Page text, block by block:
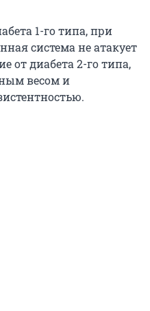
1-го типа, при
система не атакует
от диабета 2-го типа,
весом и